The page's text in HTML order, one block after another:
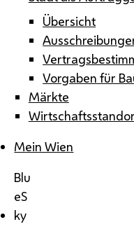
Übersicht
Vorgaben für
Märkte
Mein Wien
Blu
eS
ky